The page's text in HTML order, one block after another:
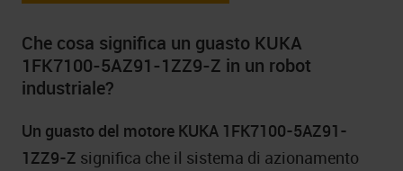
Che cosa significa un guasto KUKA
1FK7100-5AZ91-1ZZ9-Z in un robot
industriale?
Un guasto del motore KUKA 1FK7100-5AZ91-
1ZZ9-Z significa che il sistema di azionamento